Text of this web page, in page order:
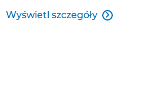
Wyświetl szczegóły 